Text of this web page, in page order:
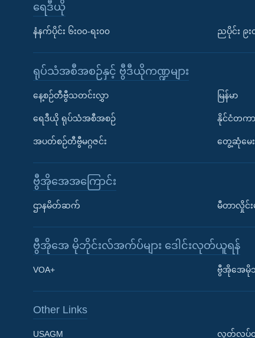
Learning English
ရေဒီယို
နံနက်ပိုင်း ၆း၀၀-ရး၀၀ ညပိုင်း ၉း
ရုပ်သံအစီအစဉ်နှင့် ဗွီဒီယိုကဏ္ဍများ
နေ့စဉ်တီဗွီသတင်းလွှာ
ရေဒီယို ရုပ်သံအစီအစဉ်
အပတ်စဉ်တီဗွီမဂ္ဂဇင်း
မြန်မာ
နိုင်ငံတကာ
တွေ့ဆုံမေးမ
ဗွီအိုအေအကြောင်း
ဌာနမိတ်ဆက် မီတာလှိုင်းမ
ဗွီအိုအေ မိုဘိုင်းလ်အက်ပ်များ ဒေါင်းလုတ်ယူရန်
VOA+ ဗွီအိုအေမို
Other Links
USAGM လွတ်လပ်တဲ့